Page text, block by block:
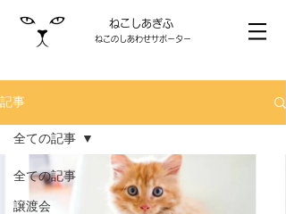
ねこしあぎふ
ねこのしあわせサポーター
記事
全ての記事
譲渡会
全ての記事